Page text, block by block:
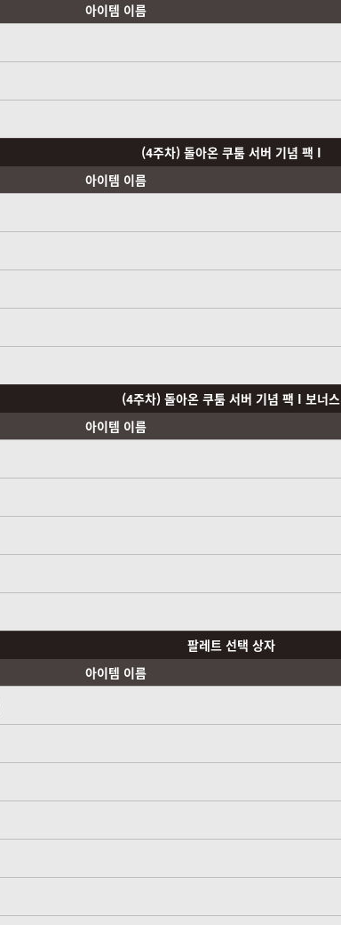
아이템 이름
(4주차) 돌아온 쿠툼 서버 기념 팩 I
아이템 이름
(4주차) 돌아온 쿠툼 서버 기념 팩 I 보너스
아이템 이름
팔레트 선택 상자
아이템 이름